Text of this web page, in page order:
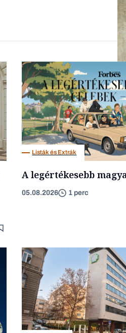
Listák és Extrák
A legértékesebb
05.08.2026 1 perc